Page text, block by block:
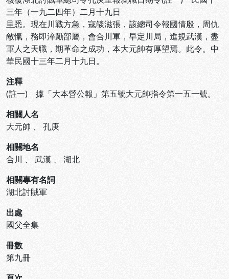
三年（一九二四年）二月十九日
呈悉。現在川戰方急，寇燄滋張，該總司令報國情殷，周仇
敵愾，務即淬勵部屬，會合川軍，早定川局，進規武漢，盡
軍人之天職，期革命之成功，本大元帥有厚望焉。此令。中
華民國十三年二月十九日。
注釋
(註一) 據「大本營公報」第五號大元帥指令第一五一號。
相關人名
大元帥 、 孔庚
相關地名
合川 、 武漢 、 湖北
相關專有名詞
湖北討賊軍
出處
國父全集
冊數
第九冊